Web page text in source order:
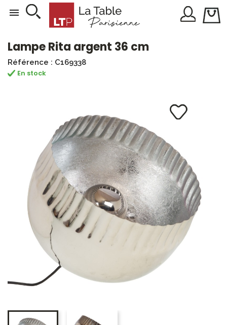

Lampe Rita argent 36 cm
Référence : C169338
En stock